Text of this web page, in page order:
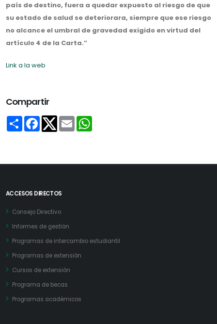
país de destino, fuera a quedar expuesto al riesgo de que
su estado de salud se deteriorara, siempre que ese riesgo
no alcance el umbral de gravedad exigido en virtud del
artículo 4 de la Carta.”
Link a la web
Compartir
Share
Facebook
Twitter
Email
ACCESOS DIRECTOS
Consejo Directivo
Informes de gestión
Programas de intercambio estudiantil
Programas de extensión
Cursos de extensión
Programa de becas
Programas académicos